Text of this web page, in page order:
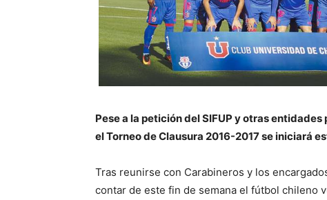
Pese a la petición del SIFUP y otras
el Torneo de Clausura 2016-2017 se iniciará
Tras reunirse con Carabineros y los
contar de este fin de semana el fútbol chileno